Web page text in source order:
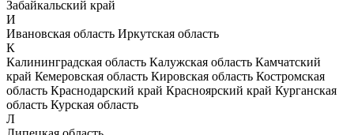
Забайкальский край
И
Ивановская область Иркутская область
К
Калининградская область Калужская область Камчатский
край Кемеровская область Кировская область Костромская
область Краснодарский край Красноярский край Курганская
область Курская область
Л